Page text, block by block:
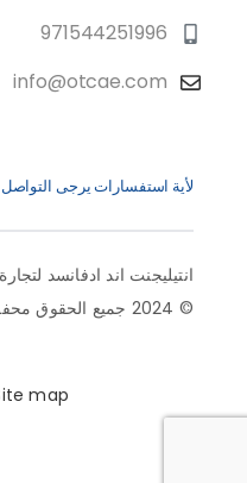
971544251996
info@otcae.com
لأية استفسارات يرجى
انتيليجنت اند ادفانسد
© 2024 جميع الحقوق محفوظة
map